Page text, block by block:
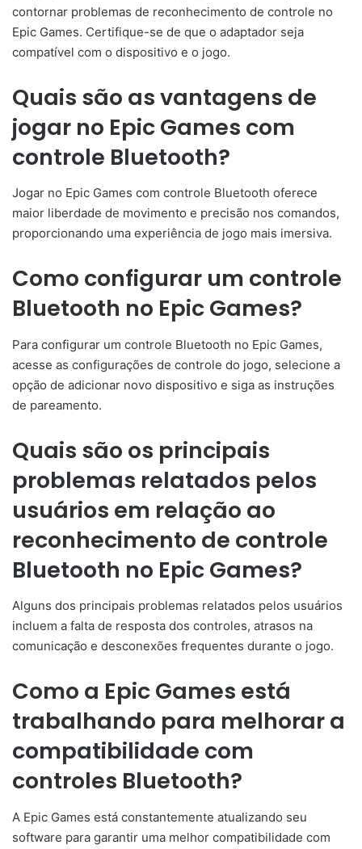
contornar problemas de reconhecimento de controle no
Epic Games. Certifique-se de que o adaptador seja
compatível com o dispositivo e o jogo.
Quais são as vantagens de
jogar no Epic Games com
controle Bluetooth?
Jogar no Epic Games com controle Bluetooth oferece
maior liberdade de movimento e precisão nos comandos,
proporcionando uma experiência de jogo mais imersiva.
Como configurar um controle
Bluetooth no Epic Games?
Para configurar um controle Bluetooth no Epic Games,
acesse as configurações de controle do jogo, selecione a
opção de adicionar novo dispositivo e siga as instruções
de pareamento.
Quais são os principais
problemas relatados pelos
usuários em relação ao
reconhecimento de controle
Bluetooth no Epic Games?
Alguns dos principais problemas relatados pelos usuários
incluem a falta de resposta dos controles, atrasos na
comunicação e desconexões frequentes durante o jogo.
Como a Epic Games está
trabalhando para melhorar a
compatibilidade com
controles Bluetooth?
A Epic Games está constantemente atualizando seu
software para garantir uma melhor compatibilidade com